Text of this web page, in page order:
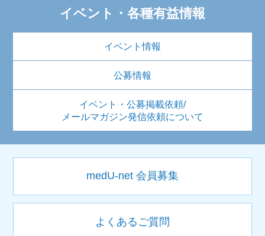
イベント・各種有益情報
イベント情報
公募情報
イベント・公募掲載依頼/
メールマガジン発信依頼について
medU-net 会員募集
よくあるご質問